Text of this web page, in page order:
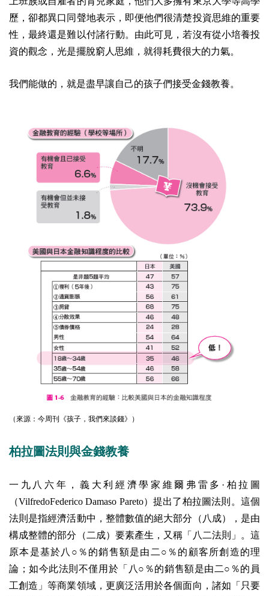
歷，卻都異口同聲地表示，即便他們很清楚投資思維的重要
性，最終還是難以付諸行動。由此可見，若沒有從小培養投
資的觀念，光是擺脫窮人思維，就得耗費很大的力氣。
我們能做的，就是盡早讓自己的孩子們接受金錢教養。
（來源：今周刊《孩子，我們來談錢》）
柏拉圖法則與金錢教養
一九八六年，義大利經濟學家維爾弗雷多·柏拉圖
（VilfredoFederico Damaso Pareto）提出了柏拉圖法則。這個
法則是指經濟活動中，整體數值的絕大部分（八成），是由
構成整體的部分（二成）要素產生，又稱「八二法則」。這
原本是基於八○％的銷售額是由二○％的顧客所創造的理
論；如今此法則不僅用於「八○％的銷售額是由二○％的員
工創造」等商業領域，更廣泛活用於各個面向，諸如「只要